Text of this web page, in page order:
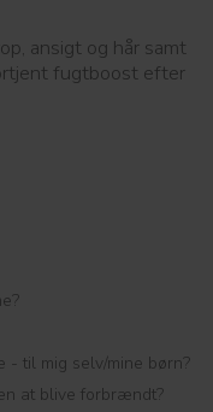
ansigt og hår samt
fugtboost efter
- til mig selv/mine børn?
at blive forbrændt?